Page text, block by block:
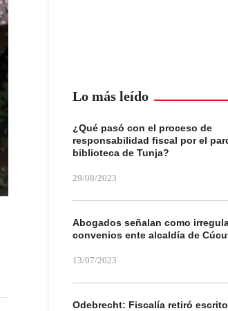
Lo más leído
¿Qué pasó con el proceso de
responsabilidad fiscal por el
biblioteca de Tunja?
29/08/2023
Abogados señalan como
convenios ente alcaldía de
13/07/2023
Odebrecht: Fiscalía retiró